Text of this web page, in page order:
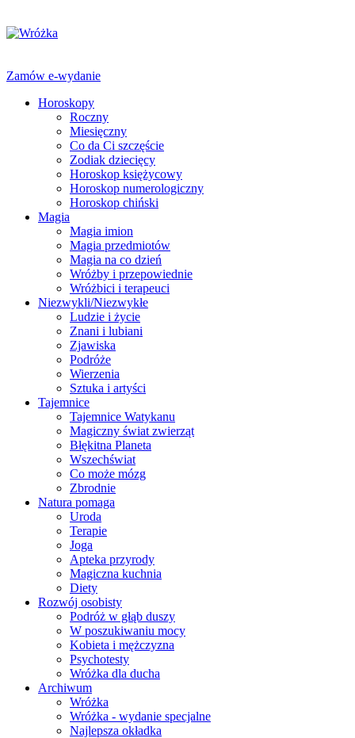
Zamów e-wydanie
Horoskopy
Roczny
Miesięczny
Co da Ci szczęście
Zodiak dziecięcy
Horoskop księżycowy
Horoskop numerologiczny
Horoskop chiński
Magia
Magia imion
Magia przedmiotów
Magia na co dzień
Wróżby i przepowiednie
Wróżbici i terapeuci
Niezwykli/Niezwykłe
Ludzie i życie
Znani i lubiani
Zjawiska
Podróże
Wierzenia
Sztuka i artyści
Tajemnice
Tajemnice Watykanu
Magiczny świat zwierząt
Błękitna Planeta
Wszechświat
Co może mózg
Zbrodnie
Natura pomaga
Uroda
Terapie
Joga
Apteka przyrody
Magiczna kuchnia
Diety
Rozwój osobisty
Podróż w głąb duszy
W poszukiwaniu mocy
Kobieta i mężczyzna
Psychotesty
Wróżka dla ducha
Archiwum
Wróżka
Wróżka - wydanie specjalne
Najlepsza okładka